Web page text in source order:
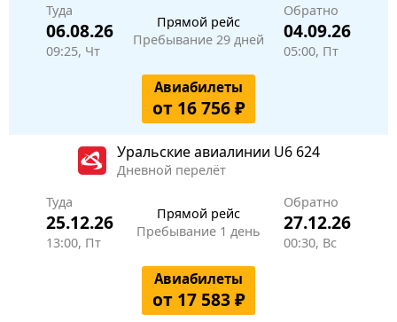
Туда
06.08.26
09:25, Чт
Прямой рейс
Пребывание 29 дней
Обратно
04.09.26
05:00, Пт
Авиабилеты
от 16 756 ₽
Уральские авиалинии U6 624
Дневной перелёт
Туда
25.12.26
13:00, Пт
Прямой рейс
Пребывание 1 день
Обратно
27.12.26
00:30, Вс
Авиабилеты
от 17 583 ₽